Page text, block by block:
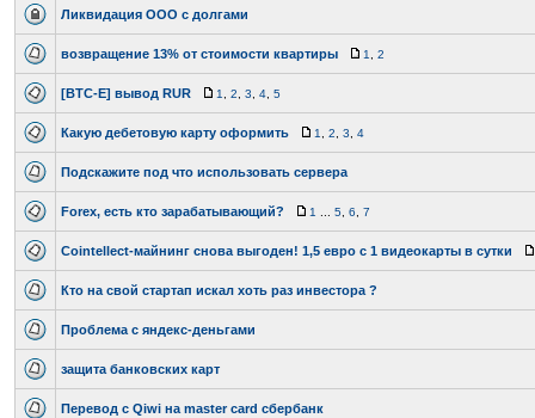
Ликвидация ООО с долгами
возвращение 13% от стоимости квартиры 1 2
[BTC-E] вывод RUR 1 2 3 4 5
Какую дебетовую карту оформить 1 2 3 4
Подскажите под что использовать сервера
Forex, есть кто зарабатывающий? 1 5 6 7
Cointellect-майнинг снова выгоден! 1,5 евро с 1 видеокарты в сутки
Кто на свой стартап искал хоть раз инвестора ?
Проблема с яндекс-деньгами
защита банковских карт
Перевод с Qiwi на master card сбербанк